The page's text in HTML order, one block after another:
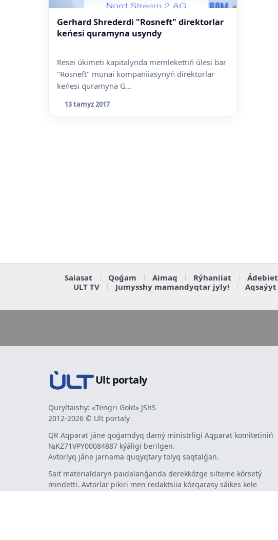
Gerhard Shrederdi "Rosneft" direktorlar
keńesi quramyna usyndy
Resei úkimeti kapitalynda memlekettiń úlesi bar
"Rosneft" munai kompaniiasynyń direktorlar
keńesi quramyna G...
13 tamyz 2017
Saiasat Qoǵam Aimaq Rýhaniiat Ádebiet
ULT TV
Jumysshy mamandyqtar jyly! Aqsaýyt
Ult portaly
Quryltaishy: «Tengri Gold» JShS
2012-2026 © Ult portaly
QR Aqparat jáne qoǵamdyq damý ministrligi Aqparat komitetiniń
№KZ71VPY00084887 kýáligi berilgen.
Avtorlyq jáne jarnama quqyqtary tolyq saqtalǵan.
Sait materialdaryn paidalanǵanda derekkózge silteme kórsetý
mindetti. Avtorlar pikiri men redaktsiia kózqarasy sáikes kele